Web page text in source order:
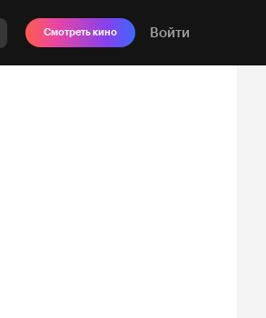
Смотреть кино Войти